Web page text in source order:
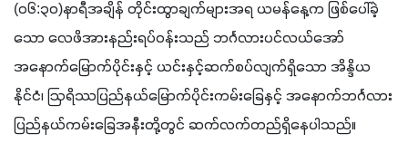
(၀၆:၃၀)နာရီအချိန် တိုင်းထွာချက်များအရ ယမန်နေ့က ဖြစ်ပေါ်ခဲ့
သော လေဖိအားနည်းရပ်ဝန်းသည် ဘင်္ဂလားပင်လယ်အော်
အနောက်မြောက်ပိုင်းနှင့် ယင်းနှင့်ဆက်စပ်လျက်ရှိသော အိန္ဒိယ
နိုင်ငံ၊ ဩရိဿပြည်နယ်မြောက်ပိုင်းကမ်းခြေနှင့် အနောက်ဘင်္ဂလား
ပြည်နယ်ကမ်းခြေအနီးတို့တွင် ဆက်လက်တည်ရှိနေပါသည်။